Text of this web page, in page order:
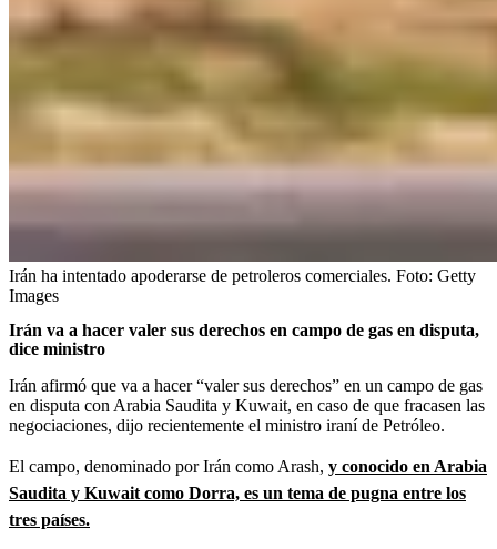
Irán ha intentado apoderarse de petroleros comerciales. Foto: Getty
Images
Irán va a hacer valer sus derechos en campo de gas en disputa,
dice ministro
Irán afirmó que va a hacer “valer sus derechos” en un campo de gas
en disputa con Arabia Saudita y Kuwait, en caso de que fracasen las
negociaciones, dijo recientemente el ministro iraní de Petróleo.
El campo, denominado por Irán como Arash, y conocido en Arabia
Saudita y Kuwait como Dorra, es un tema de pugna entre los
tres países.